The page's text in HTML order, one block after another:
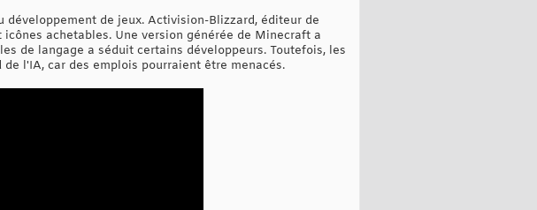
de jeux. Activision-Blizzard, éditeur de
achetables. Une version générée de Minecraft a
de langage a séduit certains développeurs. Toutefois, les
l'IA, car des emplois pourraient être menacés.